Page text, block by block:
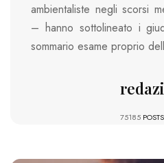
ambientaliste negli scorsi
– hanno sottolineato i
sommario esame proprio
75185 POSTS